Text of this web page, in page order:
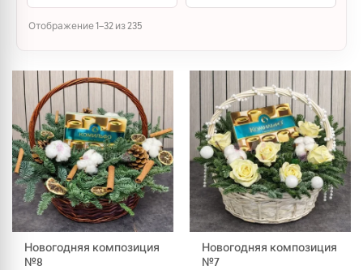
Отображение 1–32 из 235Сортировка: самые недавние
Новогодняя композиция
№8
Новогодняя композиция
№7